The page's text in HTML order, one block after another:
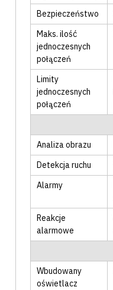
Bezpieczeństwo
Maks. ilość
jednoczesnych
połączeń
Limity
jednoczesnych
połączeń
Analiza obrazu
Detekcja ruchu
Alarmy
Reakcje
alarmowe
Wbudowany
oświetlacz